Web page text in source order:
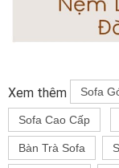
Xem thêm Sofa
Sofa Cao Cấp
Bàn Trà Sofa